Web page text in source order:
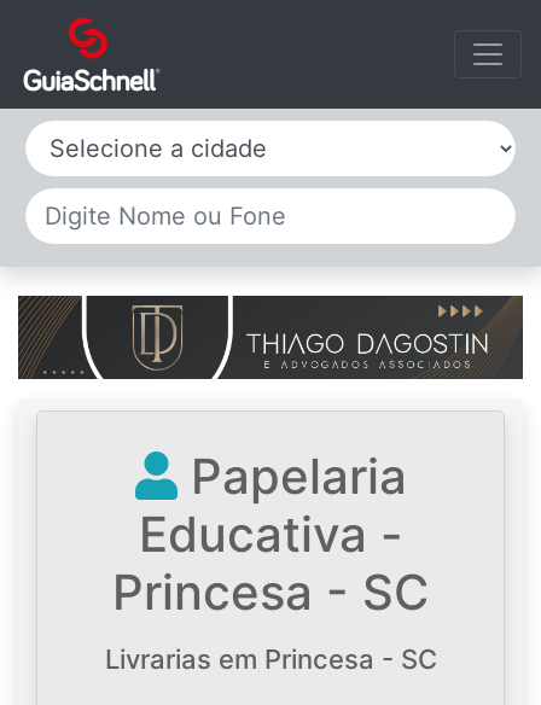
Selecione a cidade
Papelaria
Educativa -
Princesa - SC
Livrarias em Princesa - SC